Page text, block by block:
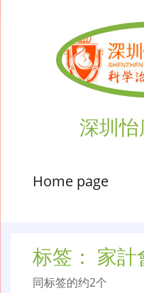
深圳
Home page
标签： 家計
同标签的约2个